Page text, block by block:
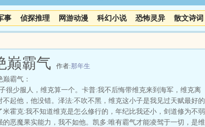
事 侦探推理 网游动漫 科幻小说 恐怖灵异 散文诗词
巅霸气 作者:那年生
霸气：
很少服人，维克算一个。卡普:我不后悔带维克来到海军，维克离
不起他，他没错。泽法:不吹不黑，维克这小子是我见过天赋最好的
米霍克:我不知道维克是怎么修行的，年纪比我还小，剑道修为不弱
的恶魔果实能力，我不如他。凯多:唯有霸气才能凌驾于一切，是维